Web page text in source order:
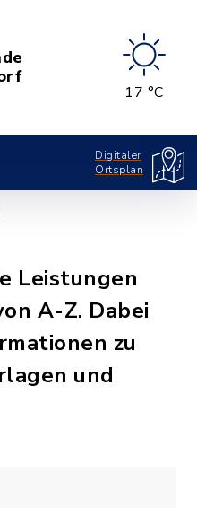
17 °C
Digitaler
Ortsplan
Leistungen
A-Z. Dabei
zu
und